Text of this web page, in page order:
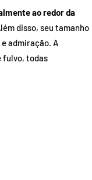
ao redor da
disso, seu tamanho
admiração. A
fulvo, todas